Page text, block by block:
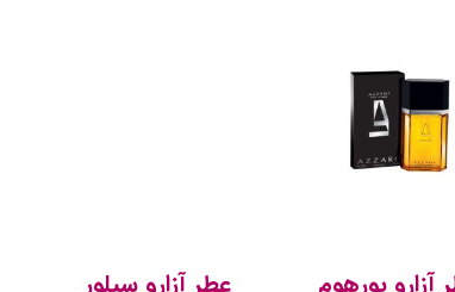
آزارو پورهوم
عطر آزارو سیلور